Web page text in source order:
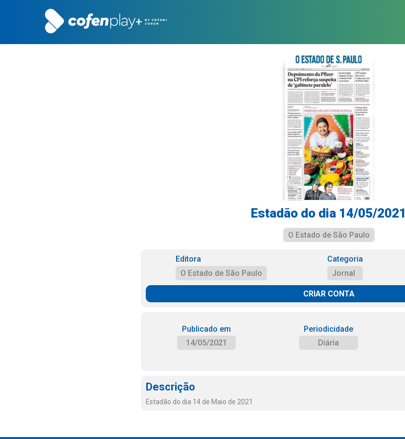
Estadão do dia 14/05/2021
O Estado de São Paulo
Editora
O Estado de São Paulo
Categoria
Jornal
CRIAR CONTA
Publicado em
14/05/2021
Periodicidade
Diária
Descrição
Estadão do dia 14 de Maio de 2021